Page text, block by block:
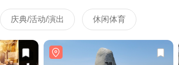
庆典/活动/演出 休闲体育